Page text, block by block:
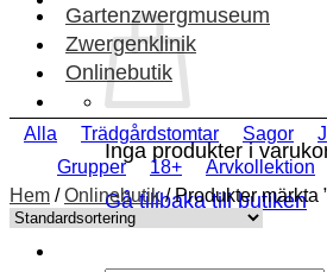
Inga produkter i
Gå tillbaka till butiken
Gartenzwergmuseum
Zwergenklinik
Onlinebutik
Alla Trädgårdstomtar Sagor
Grupper
18+ Arvkollektion
Hem / Onlinebutik /Produkter märkta